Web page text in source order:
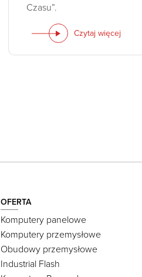
Czasu”.
Czytaj więcej
OFERTA
Komputery panelowe
Komputery przemysłowe
Obudowy przemysłowe
Industrial Flash